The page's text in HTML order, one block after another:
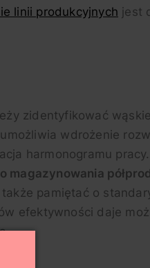
linii produkcyjnych jest
zidentyfikować
wdrożenie
harmonogramu
pamiętać o
efektywności daje